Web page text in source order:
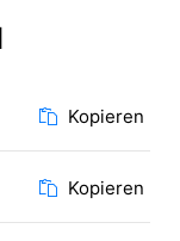
Kopieren
Kopieren